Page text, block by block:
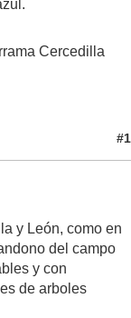
Cercedilla
#1
y León, como en
del campo
y con
de arboles